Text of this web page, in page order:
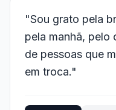
"Sou grato pela
pela manhã, pelo
de pessoas que
em troca."